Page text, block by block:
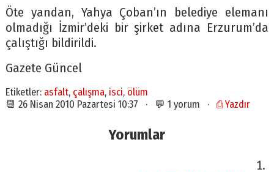
Öte yandan, Yahya Çoban’ın belediye elemanı
olmadığı İzmir’deki bir şirket adına Erzurum’da
çalıştığı bildirildi.
Gazete Güncel
Etiketler: asfalt, çalışma, isci, ölüm
📆 26 Nisan 2010 Pazartesi 10:37 · 💬 1 yorum · ⎙ Yazdır
Yorumlar